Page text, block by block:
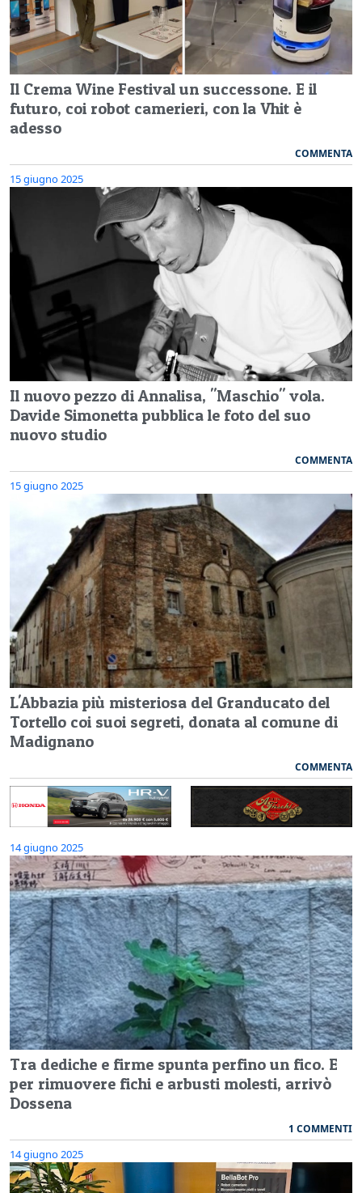
Il Crema Wine Festival un successone. E il
futuro, coi robot camerieri, con la Vhit è
adesso
COMMENTA
15 giugno 2025
Il nuovo pezzo di Annalisa, "Maschio" vola.
Davide Simonetta pubblica le foto del suo
nuovo studio
COMMENTA
15 giugno 2025
L'Abbazia più misteriosa del Granducato del
Tortello coi suoi segreti, donata al comune di
Madignano
COMMENTA
14 giugno 2025
Tra dediche e firme spunta perfino un fico. E
per rimuovere fichi e arbusti molesti, arrivò
Dossena
1 COMMENTI
14 giugno 2025